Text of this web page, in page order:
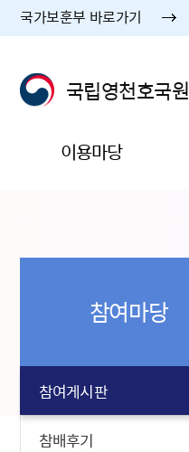
국가보훈부 바로가기
국립영천호국원
이용마당
참여마당
참여게시판
참배후기